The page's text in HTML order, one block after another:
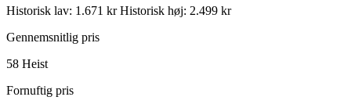
Historisk lav: 1.671 kr Historisk høj: 2.499 kr
Gennemsnitlig pris
58 Heist
Fornuftig pris